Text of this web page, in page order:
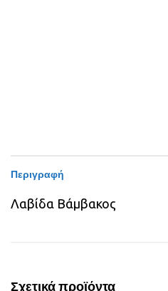
Περιγραφή
Λαβίδα Βάμβακος
Σχετικά προϊόντα